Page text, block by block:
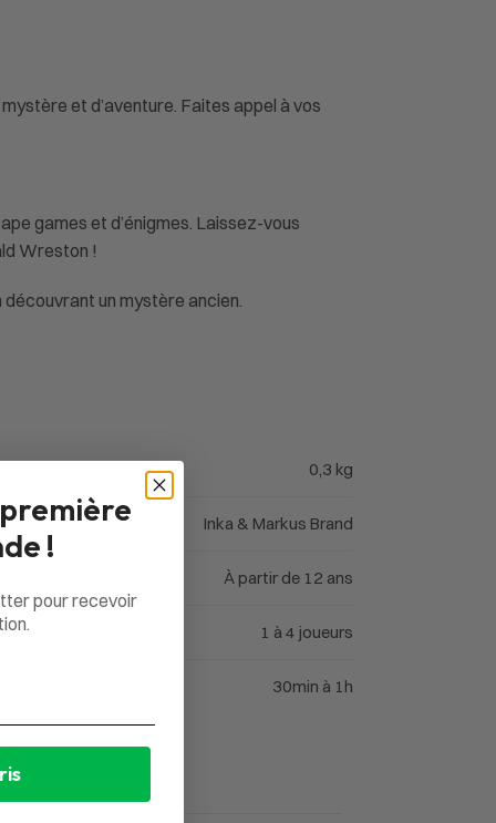
et d’aventure. Faites appel à vos
games et d’énigmes. Laissez-vous
Wreston !
un mystère ancien.
0,3 kg
Inka & Markus Brand
À partir de 12 ans
1 à 4 joueurs
30min à 1h
!
pour recevoir